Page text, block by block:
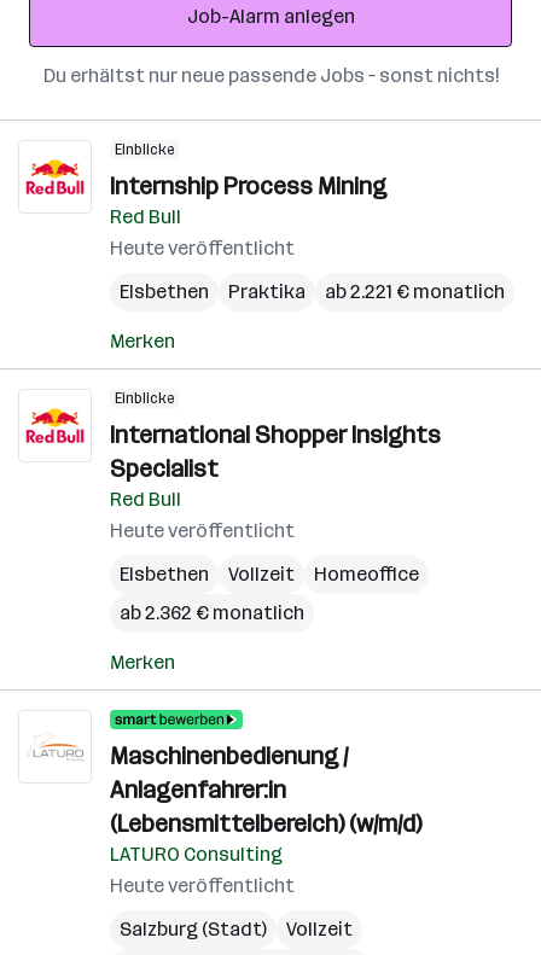
Job-Alarm anlegen
Du erhältst nur neue passende Jobs – sonst nichts!
Einblicke
Internship Process Mining
Red Bull
Heute veröffentlicht
Elsbethen
Praktika ab 2.221 € monatlich
Merken
Einblicke
International Shopper Insights
Specialist
Red Bull
Heute veröffentlicht
Elsbethen
Vollzeit
Homeoffice
ab 2.362 € monatlich
Merken
Maschinenbedienung /
Anlagenfahrer:in
(Lebensmittelbereich) (w/m/d)
LATURO Consulting
Heute veröffentlicht
Salzburg (Stadt)
Vollzeit